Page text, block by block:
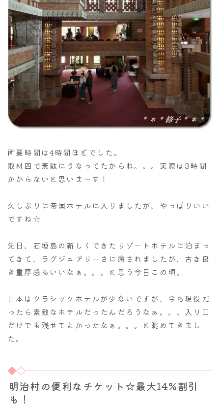
所要時間は4時間ほどでした。
取材四で無駄にうなってたからね。。。実際は3時間
かからないと思いま～す！
久しぶりに帝国ホテルに入りましたが、やっぱりいい
ですね☆
先日、石垣島の新しくできたリゾートホテルに泊まっ
てきて、ラグジュアリーさに癒されましたが、古き良
き重厚感もいいなぁ。。。と思う今日この頃。
日本はクラシックホテルが少ないですが、今も現役だ
ったら素敵なホテルだったんだろうなぁ。。。入り口
だけでも残せてよかったなぁ。。。と眺めてきまし
た。
明治村の便利なチケット☆最大14%割引
も！